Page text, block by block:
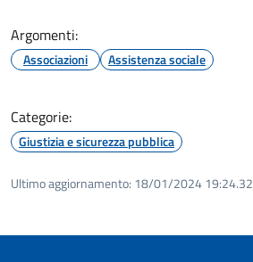
Argomenti:
Associazioni Assistenza sociale
Categorie:
Giustizia e sicurezza pubblica
Ultimo aggiornamento: 18/01/2024 19:24.32